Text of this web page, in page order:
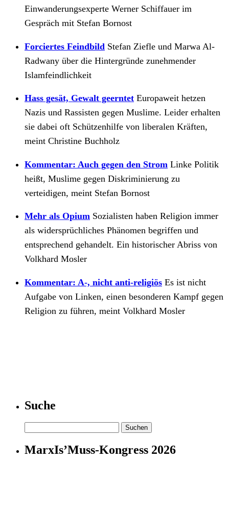
Einwanderungsexperte Werner Schiffauer im
Gespräch mit Stefan Bornost
Forciertes Feindbild Stefan Ziefle und Marwa Al-
Radwany über die Hintergründe zunehmender
Islamfeindlichkeit
Hass gesät, Gewalt geerntet Europaweit hetzen
Nazis und Rassisten gegen Muslime. Leider erhalten
sie dabei oft Schützenhilfe von liberalen Kräften,
meint Christine Buchholz
Kommentar: Auch gegen den Strom Linke Politik
heißt, Muslime gegen Diskriminierung zu
verteidigen, meint Stefan Bornost
Mehr als Opium Sozialisten haben Religion immer
als widersprüchliches Phänomen begriffen und
entsprechend gehandelt. Ein historischer Abriss von
Volkhard Mosler
Kommentar: A-, nicht anti-religiös Es ist nicht
Aufgabe von Linken, einen besonderen Kampf gegen
Religion zu führen, meint Volkhard Mosler
Suche
nach:
MarxIs’Muss-Kongress 2026